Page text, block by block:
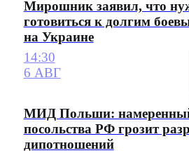
Мирошник заявил, что
готовиться к долгим
на Украине
14:30
6 АВГ
МИД Польши:
посольства РФ грозит
дипотношений